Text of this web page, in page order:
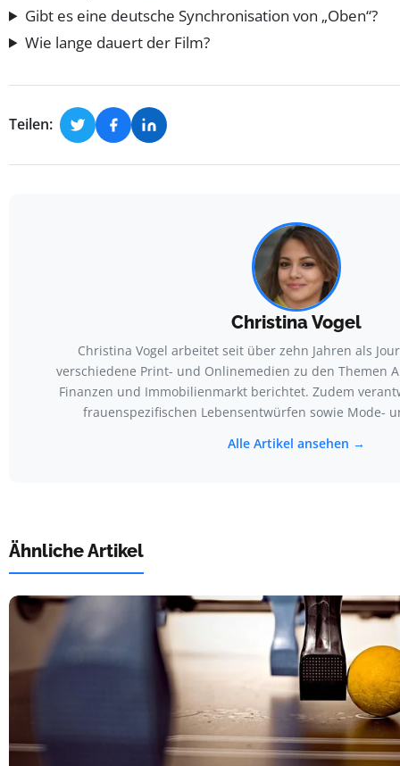
Gibt es eine deutsche Synchronisation von „Oben“?
Wie lange dauert der Film?
Teilen:
Christina Vogel
Christina Vogel arbeitet seit über zehn Jahren als
verschiedene Print- und Onlinemedien zu den Themen
Finanzen und Immobilienmarkt berichtet. Zudem
frauenspezifischen Lebensentwürfen sowie Mode-
Alle Artikel ansehen →
Ähnliche Artikel